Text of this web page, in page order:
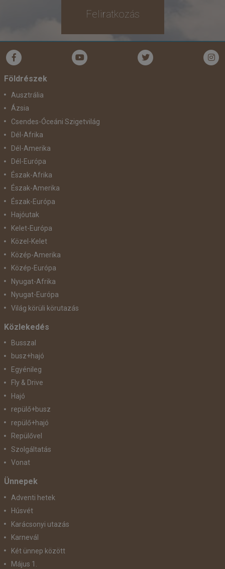
már 158.900 Ft-tól
Időpontok és árak
Feliratkozás
Földrészek
Ausztrália
Ázsia
Csendes-Óceáni Szigetvilág
Dél-Afrika
Dél-Amerika
Dél-Európa
Észak-Afrika
Észak-Amerika
Észak-Európa
Hajóutak
Kelet-Európa
Közel-Kelet
Közép-Amerika
Közép-Európa
Nyugat-Afrika
Nyugat-Európa
Világ körüli körutazás
Közlekedés
Busszal
busz+hajó
Egyénileg
Fly & Drive
Hajó
repülő+busz
repülő+hajó
Repülővel
Szolgáltatás
Vonat
Ünnepek
Adventi hetek
Húsvét
Karácsonyi utazás
Karnevál
Két ünnep között
Május 1.